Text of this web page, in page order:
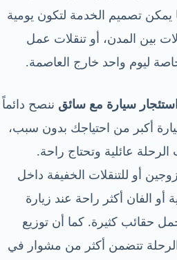
تصميم الخدمة لتكون يومية
بين المدن، أو تنقلات عمل
ليوم واحد خارج العاصمة.
استئجار سيارة مع سائق ننصح دائماً
أكبر من احتياجك بدون سبب،
عائلية وتحتاج راحة.
أو للتنقلات الخفيفة داخل
أو الفان أكثر راحة عند زيارة
حقائب كثيرة. كما أن توزيع
الرحلة تتضمن أكثر من مشوار في